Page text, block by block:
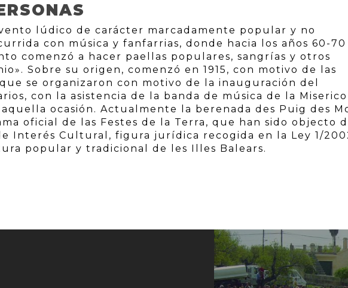
lúdico de carácter marcadamente popular y no
con música y fanfarrias, donde hacia los años 60-70
comenzó a hacer paellas populares, sangrías y otros
Sobre su origen, comenzó en 1915, con motivo de las
se organizaron con motivo de la inauguración del
con la asistencia de la banda de música de la
ocasión. Actualmente la berenada des Puig des
oficial de las Festes de la Terra, que han sido objecto
Interés Cultural, figura jurídica recogida en la Ley 1/
popular y tradicional de les Illes Balears.